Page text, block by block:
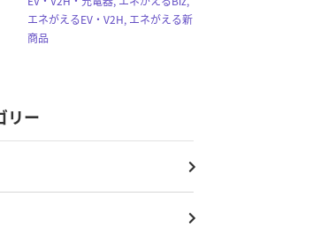
エネがえるEV・V2H, エネがえる新
商品
リー